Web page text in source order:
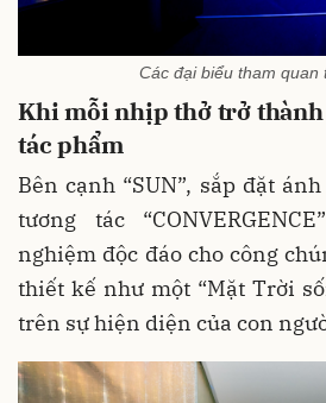
Các đại biểu tham quan
Khi mỗi nhịp thở trở
tác phẩm
Bên cạnh “SUN”, sắp đặt
tương tác
nghiệm độc đáo cho công
thiết kế như một “Mặt Trời
trên sự hiện diện của con